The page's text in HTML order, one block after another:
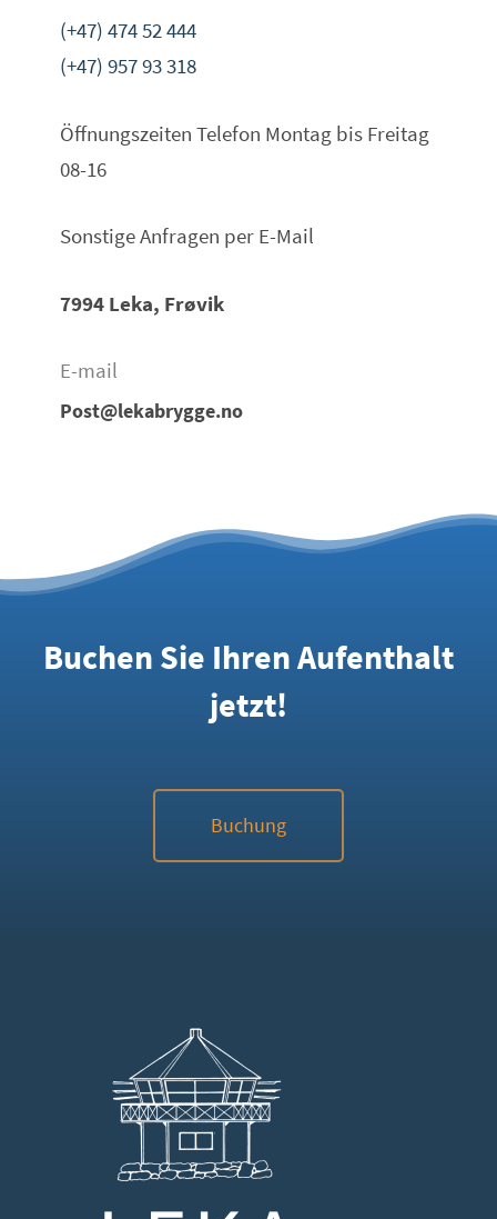
(+47) 474 52 444
(+47) 957 93 318
Öffnungszeiten Telefon Montag bis Freitag
08-16
Sonstige Anfragen per E-Mail
7994 Leka, Frøvik
E-mail
Post@lekabrygge.no
Buchen Sie Ihren Aufenthalt
jetzt!
Buchung